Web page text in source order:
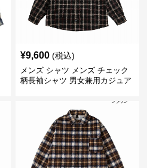
¥9,600 (税込)
メンズ シャツ メンズ チェック
柄長袖シャツ 男女兼用カジュア